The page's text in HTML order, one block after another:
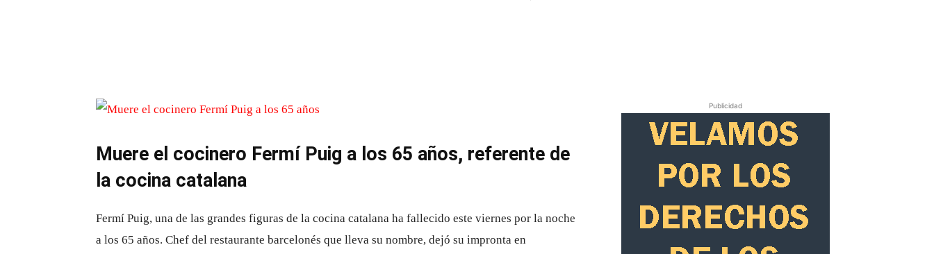
Muere el cocinero Fermí Puig a los 65 años, referente de
la cocina catalana
Fermí Puig, una de las grandes figuras de la cocina catalana ha fallecido este viernes por la noche
a los 65 años. Chef del restaurante barcelonés que lleva su nombre, dejó su impronta en
Publicidad